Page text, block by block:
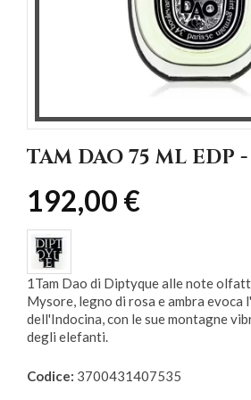
TAM DAO 75 ML EDP
192,00 €
1Tam Dao di Diptyque alle note
Mysore, legno di rosa e ambra evoca
dell'Indocina, con le sue montagne
degli elefanti.
Codice: 3700431407535